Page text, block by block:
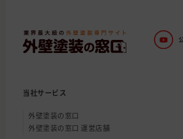
当社サービス
外壁塗装の窓口
外壁塗装の窓口 運営店舗